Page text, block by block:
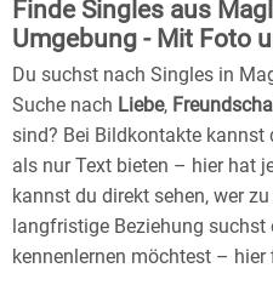
Finde Singles aus
Umgebung - Mit Foto
Du suchst nach Singles in
Suche nach Liebe,
sind? Bei Bildkontakte kannst
als nur Text bieten – hier hat
kannst du direkt sehen, wer
langfristige Beziehung suchst
kennenlernen möchtest –